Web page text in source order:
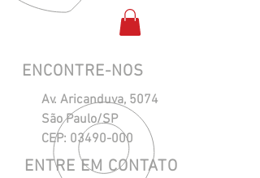
ENCONTRE-NOS
Av. Aricanduva, 5074
São Paulo/SP
CEP: 03490-000
ENTRE EM CONTATO